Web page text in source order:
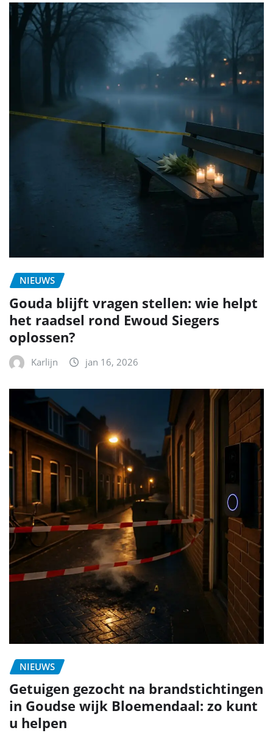
NIEUWS
Gouda blijft vragen stellen: wie helpt
het raadsel rond Ewoud Siegers
oplossen?
Karlijn jan 16, 2026
NIEUWS
Getuigen gezocht na brandstichtingen
in Goudse wijk Bloemendaal: zo kunt
u helpen